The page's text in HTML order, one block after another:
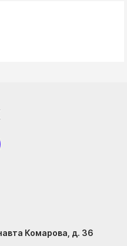
Комарова, д. 36